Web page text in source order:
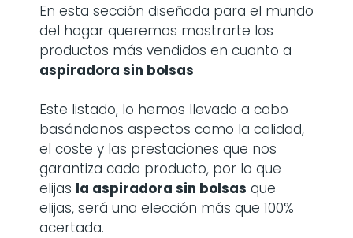
En esta sección diseñada para el mundo
del hogar queremos mostrarte los
productos más vendidos en cuanto a
aspiradora sin bolsas
Este listado, lo hemos llevado a cabo
basándonos aspectos como la calidad,
el coste y las prestaciones que nos
garantiza cada producto, por lo que
elijas la aspiradora sin bolsas que
elijas, será una elección más que 100%
acertada.